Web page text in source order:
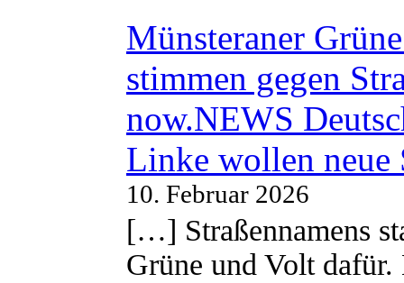
Münsteraner
stimmen gegen
now.NEWS
Linke wollen neue
10. Februar 2026
[…] Straßennamens
Grüne und Volt